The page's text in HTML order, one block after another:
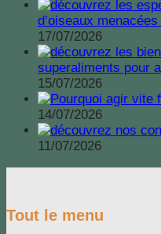
d’oiseaux
17/07/2026
superaliments pour
15/07/2026
14/07/2026
11/07/2026
Tout le menu